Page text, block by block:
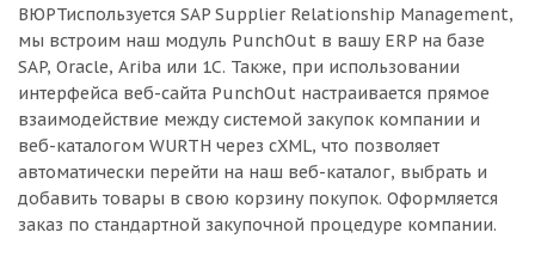
ВЮРТиспользуется SAP Supplier Relationship Management,
мы встроим наш модуль PunchOut в вашу ERP на базе
SAP, Oracle, Ariba или 1C. Также, при использовании
интерфейса веб-сайта PunchOut настраивается прямое
взаимодействие между системой закупок компании и
веб-каталогом WURTH через cXML, что позволяет
автоматически перейти на наш веб-каталог, выбрать и
добавить товары в свою корзину покупок. Оформляется
заказ по стандартной закупочной процедуре компании.